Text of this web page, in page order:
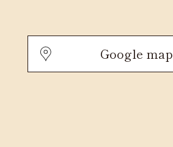
Google map